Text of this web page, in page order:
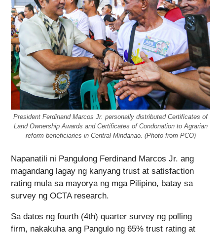
President Ferdinand Marcos Jr. personally distributed Certificates of
Land Ownership Awards and Certificates of Condonation to Agrarian
reform beneficiaries in Central Mindanao. (Photo from PCO)
Napanatili ni Pangulong Ferdinand Marcos Jr. ang
magandang lagay ng kanyang trust at satisfaction
rating mula sa mayorya ng mga Pilipino, batay sa
survey ng OCTA research.
Sa datos ng fourth (4th) quarter survey ng polling
firm, nakakuha ang Pangulo ng 65% trust rating at